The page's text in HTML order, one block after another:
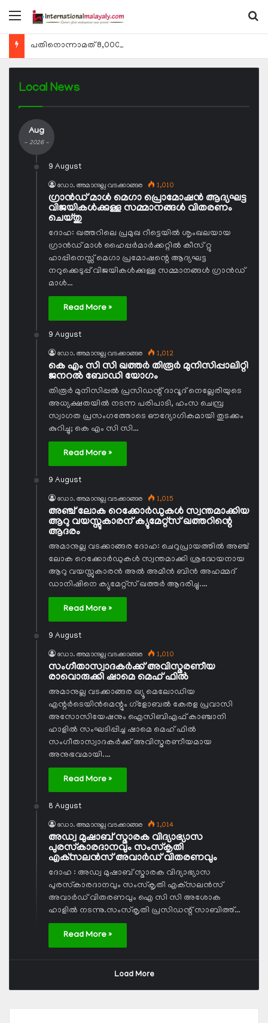
Menu
Local News
Aug
- 2026 -
9 August
ഡോ. അമാനുല്ല വടക്കാങ്ങര 1,010
ഗ്രാന്‍ഡ് മാള്‍ മെഗാ പ്രൊമോഷന്‍ ആദ്യഘട്ട
വിജയികള്‍ക്കുള്ള സമ്മാനങ്ങള്‍ വിതരണം
ചെയ്തു
ദോഹ: ഖത്തറിലെ പ്രമുഖ റീട്ടെയില്‍ ശൃംഖലയായ
ഗ്രാന്‍ഡ് മാള്‍ ഹൈപ്പര്‍മാര്‍ക്കറ്റില്‍ കീസ് റ്റു
ഹാപ്പിനെസ്സ് മെഗാ പ്രമോഷന്റെ ആദ്യഘട്ട
നറുക്കെടുപ്പ് വിജയികള്‍ക്കുള്ള സമ്മാനങ്ങള്‍ ഗ്രാന്‍ഡ്
മാള്‍…
Read More »
9 August
ഡോ. അമാനുല്ല വടക്കാങ്ങര 1,012
കെ എം സി സി ഖത്തര്‍ തിരൂര്‍ മുനിസിപ്പാലിറ്റി
ജനറല്‍ ബോഡി യോഗം
തിരൂര്‍ മുനിസിപ്പല്‍ പ്രസിഡന്റ് ദാവൂദ് നെല്ലേരിയുടെ
അധ്യക്ഷതയില്‍ നടന്ന പരിപാടി, ഹംസ ചെമ്പ്ര
സ്വാഗത പ്രസംഗത്തോടെ ഔദ്യോഗികമായി തുടക്കം
കുറിച്ചു; കെ എം സി സി…
Read More »
9 August
ഡോ. അമാനുല്ല വടക്കാങ്ങര 1,015
അഞ്ച് ലോക റെക്കോര്‍ഡുകള്‍ സ്വന്തമാക്കിയ
ആറു വയസ്സുകാരന് ക്യുമേറ്റ്‌സ് ഖത്തറിന്റെ
ആദരം
അമാനുല്ല വടക്കാങ്ങര ദോഹ: ചെറുപ്രായത്തില്‍ അഞ്ച്
ലോക റെക്കോര്‍ഡുകള്‍ സ്വന്തമാക്കി ശ്രദ്ധേയനായ
ആറു വയസ്സുകാരന്‍ അല്‍ അമീന്‍ ബിന്‍ അഹമ്മദ്
ഡാനിഷിനെ ക്യുമേറ്റ്‌സ് ഖത്തര്‍ ആദരിച്ചു.…
Read More »
9 August
ഡോ. അമാനുല്ല വടക്കാങ്ങര 1,010
സംഗീതാസ്വാദകര്‍ക്ക് അവിസ്മരണീയ
രാവൊരുക്കി ഷാമെ മെഹ് ഫില്‍
അമാനുല്ല വടക്കാങ്ങര ഖ്യൂ മെലോഡിയ
എന്റര്‍ടെയിന്‍മെന്റും ഗ്‌ളോബല്‍ കേരള പ്രവാസി
അസോസിയേഷനും ഐസിബിഎഫ് കാഞ്ചാനി
ഹാളില്‍ സംഘടിപ്പിച്ച ഷാമെ മെഹ് ഫില്‍
സംഗീതാസ്വാദകര്‍ക്ക് അവിസ്മരണീയമായ
അനുഭവമായി.…
Read More »
8 August
ഡോ. അമാനുല്ല വടക്കാങ്ങര 1,014
അഡ്വ മുഷാബ് സ്മാരക വിദ്യാഭ്യാസ
പുരസ്‌കാരദാനവും സംസ്‌കൃതി
എക്‌സലന്‍സ് അവാര്‍ഡ് വിതരണവും
ദോഹ : അഡ്വ മുഷാബ് സ്മാരക വിദ്യാഭ്യാസ
പുരസ്‌കാരദാനവും സംസ്‌കൃതി എക്‌സലന്‍സ്
അവാര്‍ഡ് വിതരണവും ഐ സി സി അശോക
ഹാളില്‍ നടന്നു.സംസ്‌കൃതി പ്രസിഡന്റ് സാബിത്ത്…
Read More »
Load More